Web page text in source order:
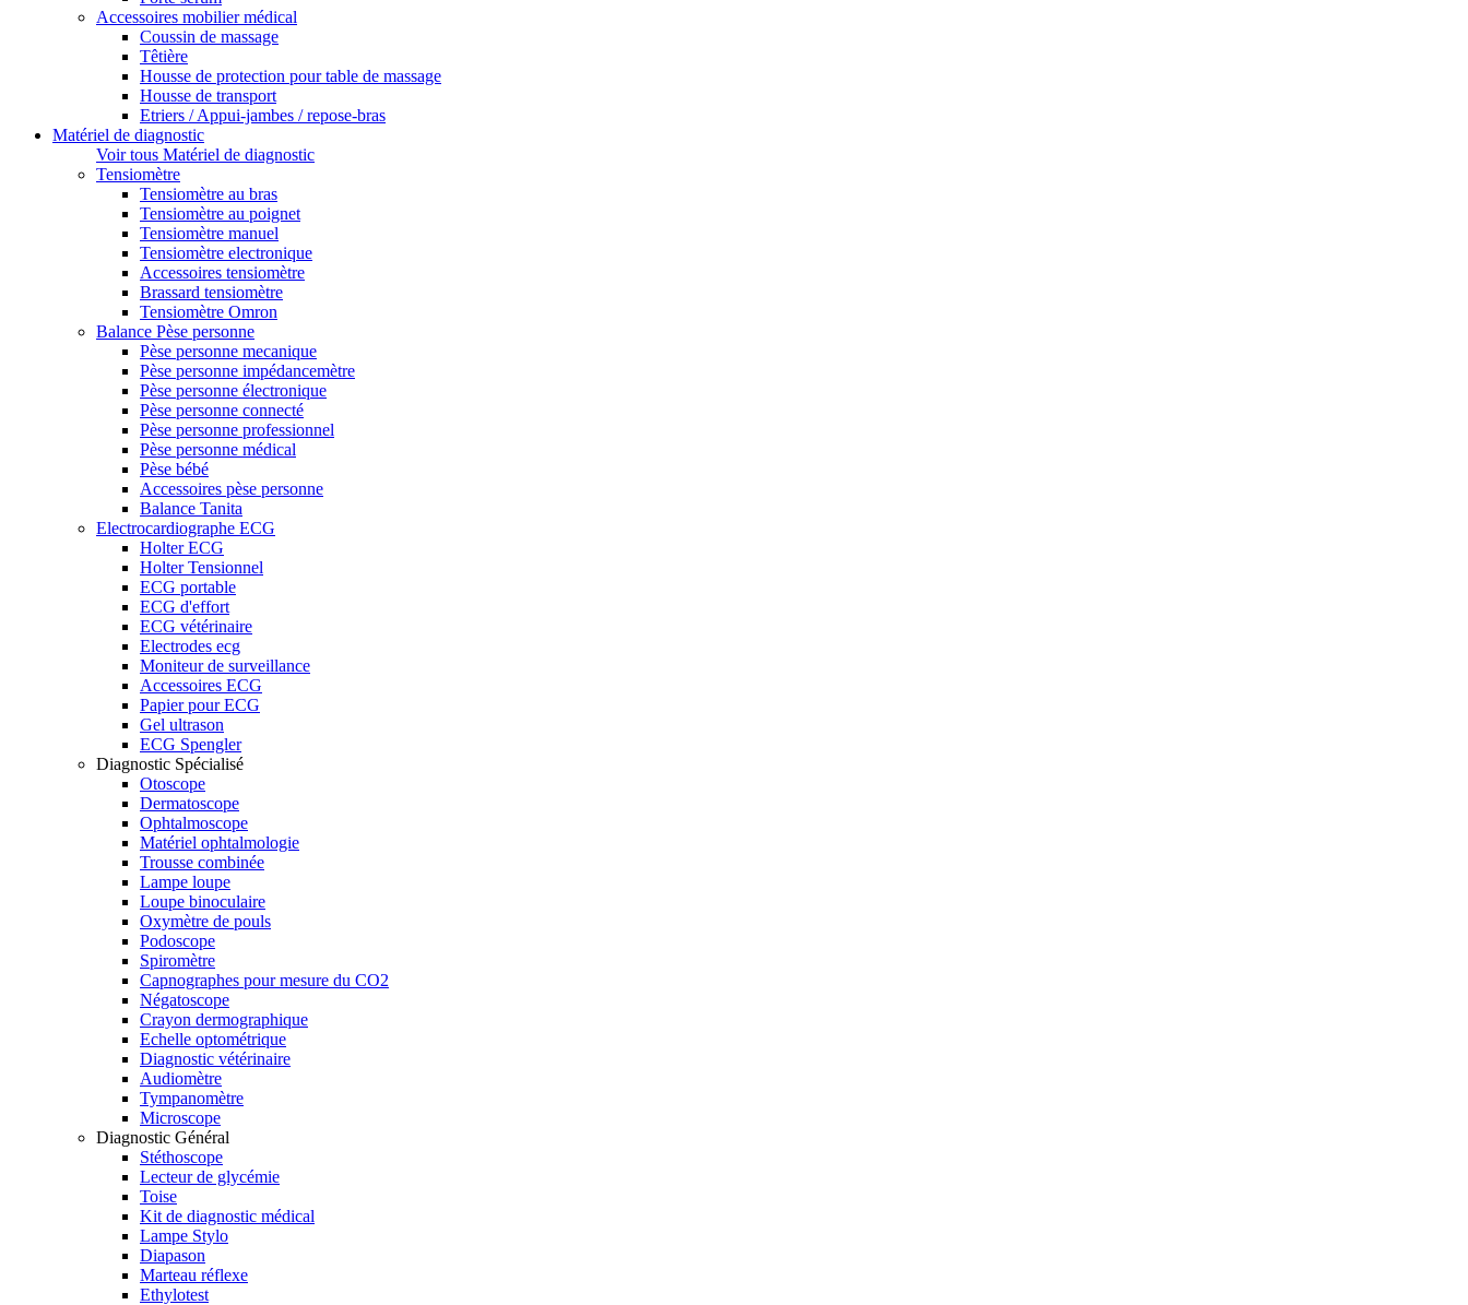
Accessoires mobilier médical
Coussin de massage
Têtière
Housse de protection pour table de massage
Housse de transport
Etriers / Appui-jambes / repose-bras
Matériel de diagnostic
Voir tous Matériel de diagnostic
Tensiomètre
Tensiomètre au bras
Tensiomètre au poignet
Tensiomètre manuel
Tensiomètre electronique
Accessoires tensiomètre
Brassard tensiomètre
Tensiomètre Omron
Balance Pèse personne
Pèse personne mecanique
Pèse personne impédancemètre
Pèse personne électronique
Pèse personne connecté
Pèse personne professionnel
Pèse personne médical
Pèse bébé
Accessoires pèse personne
Balance Tanita
Electrocardiographe ECG
Holter ECG
Holter Tensionnel
ECG portable
ECG d'effort
ECG vétérinaire
Electrodes ecg
Moniteur de surveillance
Accessoires ECG
Papier pour ECG
Gel ultrason
ECG Spengler
Diagnostic Spécialisé
Otoscope
Dermatoscope
Ophtalmoscope
Matériel ophtalmologie
Trousse combinée
Lampe loupe
Loupe binoculaire
Oxymètre de pouls
Podoscope
Spiromètre
Capnographes pour mesure du CO2
Négatoscope
Crayon dermographique
Echelle optométrique
Diagnostic vétérinaire
Audiomètre
Tympanomètre
Microscope
Diagnostic Général
Stéthoscope
Lecteur de glycémie
Toise
Kit de diagnostic médical
Lampe Stylo
Diapason
Marteau réflexe
Ethylotest